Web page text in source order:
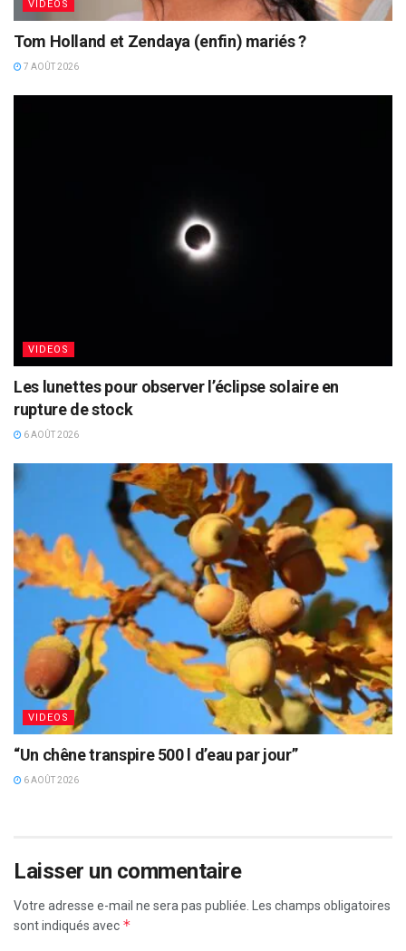
VIDEOS
Tom Holland et Zendaya (enfin) mariés ?
7 AOÛT 2026
VIDEOS
Les lunettes pour observer l’éclipse solaire en
rupture de stock
6 AOÛT 2026
VIDEOS
“Un chêne transpire 500 l d’eau par jour”
6 AOÛT 2026
Laisser un commentaire
Votre adresse e-mail ne sera pas publiée. Les champs obligatoires
sont indiqués avec *